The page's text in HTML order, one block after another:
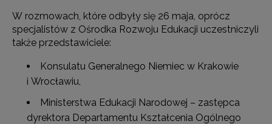
W rozmowach, które odbyły się 26 maja, oprócz
specjalistów z Ośrodka Rozwoju Edukacji uczestniczyli
także przedstawiciele:
Konsulatu Generalnego Niemiec w Krakowie
i Wrocławiu,
Ministerstwa Edukacji Narodowej – zastępca
dyrektora Departamentu Kształcenia Ogólnego